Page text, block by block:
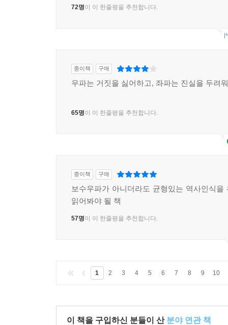
72명이 이 한줄평을 추천합니다.
종이책 구매
우파는 거짓을 싫어하고, 좌파는 진실을 두려
65명이 이 한줄평을 추천합니다.
종이책 구매
보수우파가 아니더라도 균형있는 역사인식을
읽어봐야 될 책
57명이 이 한줄평을 추천합니다.
1 2 3 4 5 6 7 8 9 10
이 책을 구입하신 분들이 산 분야 연관 책